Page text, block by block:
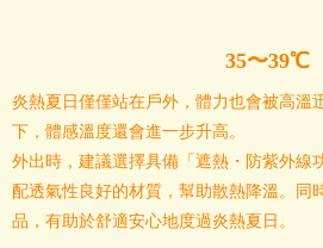
35〜39℃
炎熱夏日僅僅站在戶外，體力也會被高溫
下，體感溫度還會進一步升高。
外出時，建議選擇具備「遮熱・防紫外線
配透氣性良好的材質，幫助散熱降溫。同
品，有助於舒適安心地度過炎熱夏日。